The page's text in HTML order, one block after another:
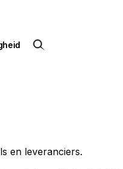
en leveranciers.